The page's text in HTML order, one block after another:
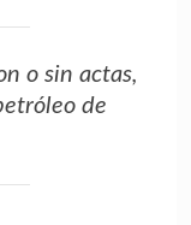
o sin actas,
de